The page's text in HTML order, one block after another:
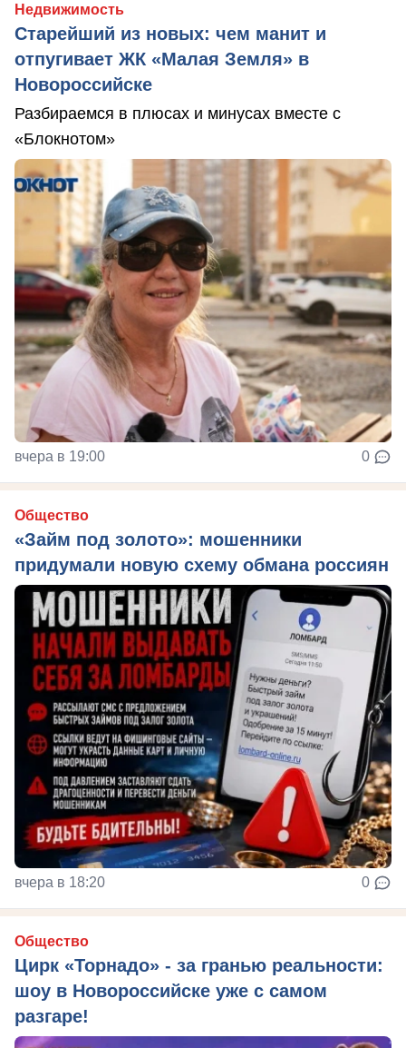
Недвижимость
Старейший из новых: чем манит и
отпугивает ЖК «Малая Земля» в
Новороссийске
Разбираемся в плюсах и минусах вместе с
«Блокнотом»
вчера в 19:00 0
Общество
«Займ под золото»: мошенники
придумали новую схему обмана россиян
вчера в 18:20 0
Общество
Цирк «Торнадо» - за гранью реальности:
шоу в Новороссийске уже с самом
разгаре!